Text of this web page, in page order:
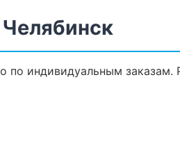
по индивидуальным